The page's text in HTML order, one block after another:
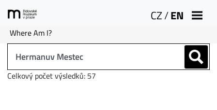
CZ/EN
Where Am I?
Celkový počet výsledků: 57